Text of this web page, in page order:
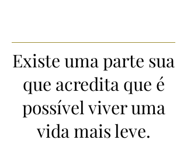
Existe uma parte sua
que acredita que é
possível viver uma
vida mais leve.